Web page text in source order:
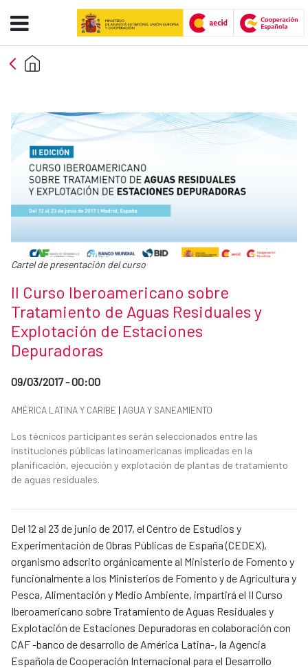
Skip to Main Content
II Curso Iberoamericano sobre
Caption:
Cartel de presentación del curso
News title
II Curso Iberoamericano sobre
Tratamiento de Aguas Residuales y
Explotación de Estaciones
Depuradoras
Date of publication of the news item
09/03/2017 - 00:00
News categories
AMÉRICA LATINA Y CARIBE | AGUA Y SANEAMIENTO
Summary of the news
Los técnicos participantes serán seleccionados entre las
instituciones públicas latinoamericanas implicadas en la
planificación, ejecución y explotación de plantas de tratamiento
de aguas residuales.
News content
Del 12 al 23 de junio de 2017, el Centro de Estudios y
Experimentación de Obras Públicas de España (CEDEX),
organismo adscrito orgánicamente al Ministerio de Fomento y
funcionalmente a los Ministerios de Fomento y de Agricultura y
Pesca, Alimentación y Medio Ambiente, impartirá el II Curso
Iberoamericano sobre Tratamiento de Aguas Residuales y
Explotación de Estaciones Depuradoras en colaboración con
CAF -banco de desarrollo de América Latina-, la Agencia
Española de Cooperación Internacional para el Desarrollo